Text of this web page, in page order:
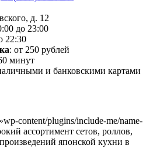
д. 12
до 23:00
22:30
: от 250 рублей
минут
и банковскими картами
content/plugins/include-me/name-
ассортимент сетов, роллов,
японской кухни в